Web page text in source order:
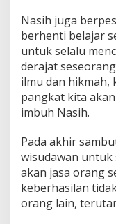
Nasih juga
berhenti belajar
untuk selalu
derajat
ilmu dan hikmah,
pangkat kita
imbuh Nasih.
Pada akhir
wisudawan
akan jasa orang
keberhasilan
orang lain,